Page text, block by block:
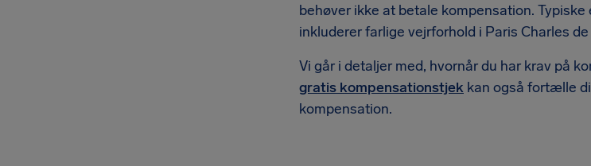
behøver ikke at betale kompensation. Typiske
inkluderer farlige vejrforhold i Paris Charles
Vi går i detaljer med, hvornår du har krav på
gratis kompensationstjek kan også fortælle
kompensation.